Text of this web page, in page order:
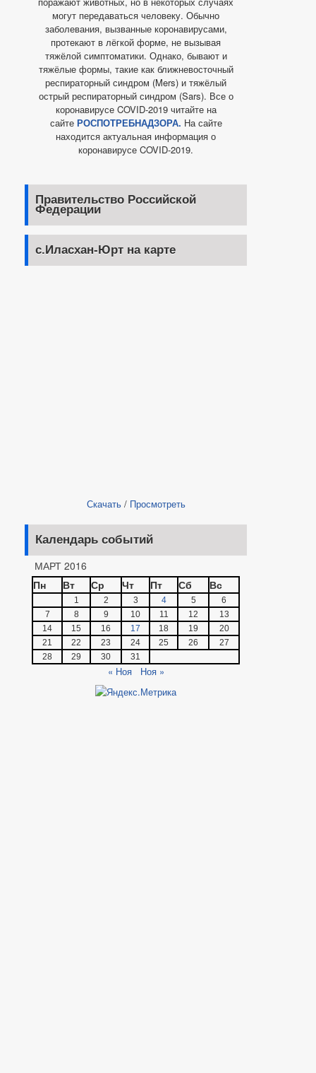
могут передаваться человеку. Обычно
заболевания, вызванные коронавирусами,
протекают в лёгкой форме, не вызывая
тяжёлой симптоматики. Однако, бывают и
тяжёлые формы, такие как ближневосточный
респираторный синдром (Mers) и тяжёлый
острый респираторный синдром (Sars). Все о
коронавирусе COVID-2019 читайте на
сайте РОСПОТРЕБНАДЗОРА. На сайте
находится актуальная информация о
коронавирусе COVID-2019.
Правительство Российской
Федерации
с.Иласхан-Юрт на карте
Скачать/ Просмотреть
Календарь событий
МАРТ 2016
Пн
Вт Ср Чт Пт Сб Вс
1 2 3 4 5
6
7
8 9 10 11 12
13
14
15 16 17 18 19
20
21
22 23 24 25 26
27
28
29 30 31
« Ноя Ноя »